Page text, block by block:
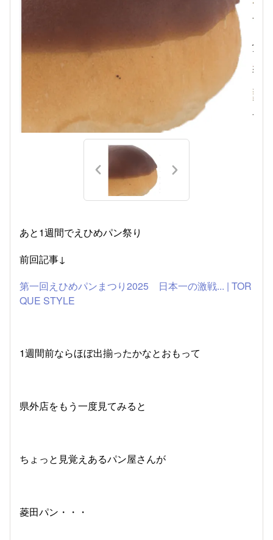
あと1週間でえひめパン祭り
前回記事↓
第一回えひめパンまつり2025 日本一の激戦... | TOR
QUE STYLE
1週間前ならほぼ出揃ったかなとおもって
県外店をもう一度見てみると
ちょっと見覚えあるパン屋さんが
菱田パン・・・